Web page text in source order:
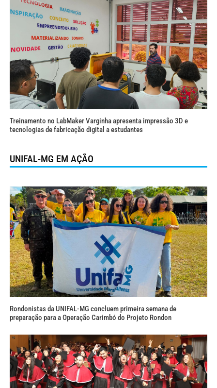
Treinamento no LabMaker Varginha apresenta impressão 3D e
tecnologias de fabricação digital a estudantes
UNIFAL-MG EM AÇÃO
Rondonistas da UNIFAL-MG concluem primeira semana de
preparação para a Operação Carimbó do Projeto Rondon